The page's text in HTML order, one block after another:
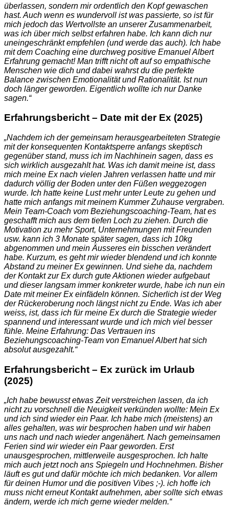
überlassen, sondern mir ordentlich den Kopf gewaschen
hast. Auch wenn es wundervoll ist was passierte, so ist für
mich jedoch das Wertvollste an unserer Zusammenarbeit,
was ich über mich selbst erfahren habe. Ich kann dich nur
uneingeschränkt empfehlen (und werde das auch). Ich habe
mit dem Coaching eine durchweg positive Emanuel Albert
Erfahrung gemacht! Man trifft nicht oft auf so empathische
Menschen wie dich und dabei wahrst du die perfekte
Balance zwischen Emotionalität und Rationalität. Ist nun
doch länger geworden. Eigentlich wollte ich nur Danke
sagen.“
Erfahrungsbericht – Date mit der Ex (2025)
„Nachdem ich der gemeinsam herausgearbeiteten Strategie
mit der konsequenten Kontaktsperre anfangs skeptisch
gegenüber stand, muss ich im Nachhinein sagen, dass es
sich wirklich ausgezahlt hat. Was ich damit meine ist, dass
mich meine Ex nach vielen Jahren verlassen hatte und mir
dadurch völlig der Boden unter den Füßen weggezogen
wurde. Ich hatte keine Lust mehr unter Leute zu gehen und
hatte mich anfangs mit meinem Kummer Zuhause vergraben.
Mein Team-Coach vom Beziehungscoaching-Team, hat es
geschafft mich aus dem tiefen Loch zu ziehen. Durch die
Motivation zu mehr Sport, Unternehmungen mit Freunden
usw. kann ich 3 Monate später sagen, dass ich 10kg
abgenommen und mein Äusseres ein bisschen verändert
habe. Kurzum, es geht mir wieder blendend und ich konnte
Abstand zu meiner Ex gewinnen. Und siehe da, nachdem
der Kontakt zur Ex durch gute Aktionen wieder aufgebaut
und dieser langsam immer konkreter wurde, habe ich nun ein
Date mit meiner Ex einfädeln können. Sicherlich ist der Weg
der Rückeroberung noch längst nicht zu Ende. Was ich aber
weiss, ist, dass ich für meine Ex durch die Strategie wieder
spannend und interessant wurde und ich mich viel besser
fühle. Meine Erfahrung: Das Vertrauen ins
Beziehungscoaching-Team von Emanuel Albert hat sich
absolut ausgezahlt.“
Erfahrungsbericht – Ex zurück im Urlaub
(2025)
„Ich habe bewusst etwas Zeit verstreichen lassen, da ich
nicht zu vorschnell die Neuigkeit verkünden wollte: Mein Ex
und ich sind wieder ein Paar. Ich habe mich (meistens) an
alles gehalten, was wir besprochen haben und wir haben
uns nach und nach wieder angenähert. Nach gemeinsamen
Ferien sind wir wieder ein Paar geworden. Erst
unausgesprochen, mittlerweile ausgesprochen. Ich halte
mich auch jetzt noch ans Spiegeln und Hochnehmen. Bisher
läuft es gut und dafür möchte ich mich bedanken. Vor allem
für deinen Humor und die positiven Vibes ;-). ich hoffe ich
muss nicht erneut Kontakt aufnehmen, aber sollte sich etwas
ändern, werde ich mich gerne wieder melden.“